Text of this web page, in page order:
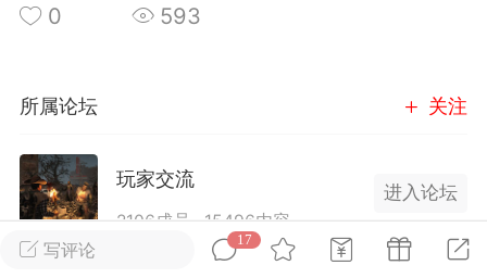
作弊模组在联机服务器使用,为了维护游
汉
72 2.22w
大人
Lv.8
写评论
17
0 593
所属论坛 关注
玩家交流
2106成员 15496内容
进入论坛
为七日杀玩家提供交流、提问、分享平台。发帖请